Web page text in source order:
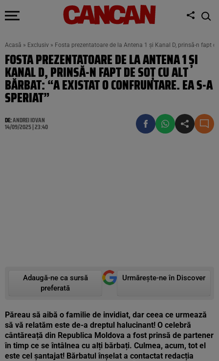
Acasă » Exclusiv » Fosta prezentatoare de la Antena 1 şi Kanal D, prinsă-n fapt
FOSTA PREZENTATOARE DE LA ANTENA 1 ŞI
KANAL D, PRINSĂ-N FAPT DE SOŢ CU ALT
BĂRBAT: “A EXISTAT O CONFRUNTARE. EA S-A
SPERIAT”
DE:ANDREI IOVAN
14/09/2025 | 23:40
Adaugă-ne ca sursă
preferată
Urmărește-ne în Discover
Păreau să aibă o familie de invidiat, dar ceea ce urmează
să vă relatăm este de-a dreptul halucinant! O celebră
cântăreață din Republica Moldova a fost prinsă de partener
în timp ce se întâlnea cu alți bărbați. Culmea, acum, tot el
este cel șantajat! Bărbatul înșelat a contactat redacția